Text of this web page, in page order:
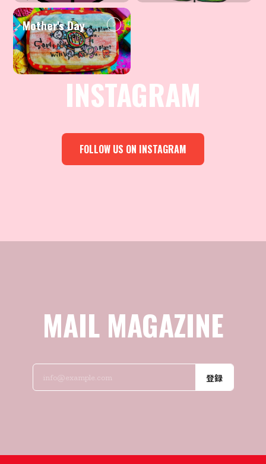
Mother's Day
INSTAGRAM
FOLLOW US ON INSTAGRAM
MAIL MAGAZINE
登録